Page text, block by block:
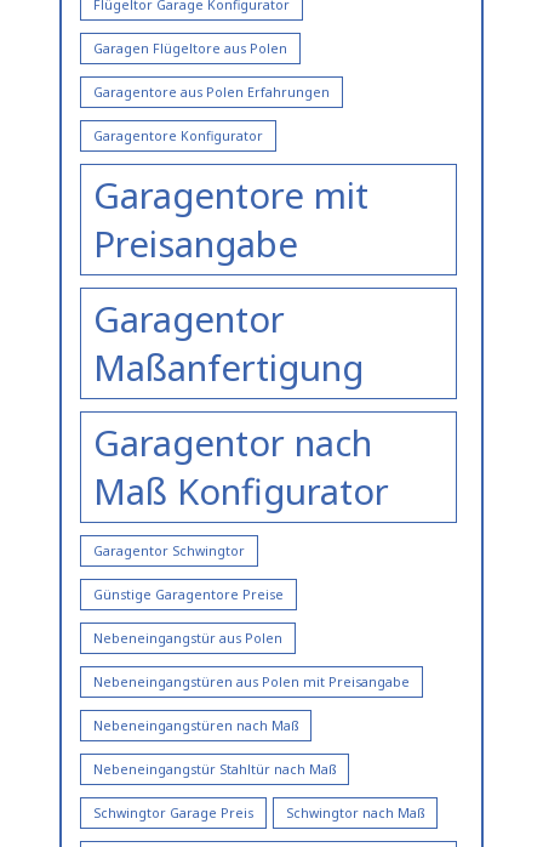
Flügeltor Garage Konfigurator
Garagen Flügeltore aus Polen
Garagentore aus Polen Erfahrungen
Garagentore Konfigurator
Garagentore mit
Preisangabe
Garagentor
Maßanfertigung
Garagentor nach
Maß Konfigurator
Garagentor Schwingtor
Günstige Garagentore Preise
Nebeneingangstür aus Polen
Nebeneingangstüren aus Polen mit Preisangabe
Nebeneingangstüren nach Maß
Nebeneingangstür Stahltür nach Maß
Schwingtor Garage Preis Schwingtor nach Maß